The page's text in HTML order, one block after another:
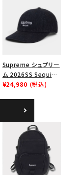
Supreme シュプリー
ム 2026SS Sequin
Denim Classic
シックロゴ 6パネルキ
ャップ ブラック
¥24,980 (税込)